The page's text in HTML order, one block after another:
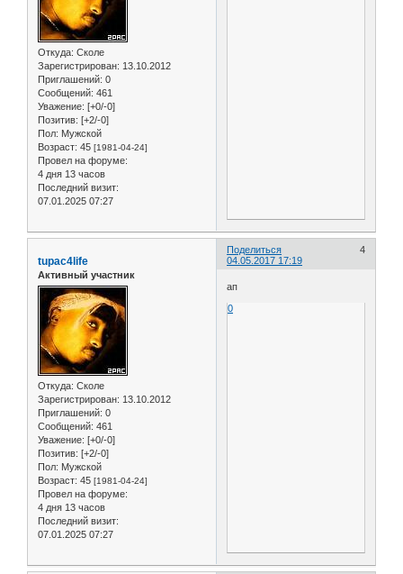
Откуда: Сколе
Зарегистрирован: 13.10.2012
Приглашений: 0
Сообщений: 461
Уважение: [+0/-0]
Позитив: [+2/-0]
Пол: Мужской
Возраст: 45 [1981-04-24]
Провел на форуме:
4 дня 13 часов
Последний визит:
07.01.2025 07:27
Поделиться
4
04.05.2017 17:19
tupac4life
Активный участник
Откуда: Сколе
Зарегистрирован: 13.10.2012
Приглашений: 0
Сообщений: 461
Уважение: [+0/-0]
Позитив: [+2/-0]
Пол: Мужской
Возраст: 45 [1981-04-24]
Провел на форуме:
4 дня 13 часов
Последний визит:
07.01.2025 07:27
ап
0